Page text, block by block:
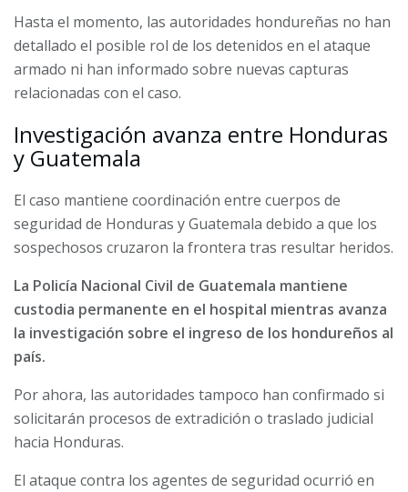
Hasta el momento, las autoridades hondureñas no han
detallado el posible rol de los detenidos en el ataque
armado ni han informado sobre nuevas capturas
relacionadas con el caso.
Investigación avanza entre Honduras
y Guatemala
El caso mantiene coordinación entre cuerpos de
seguridad de Honduras y Guatemala debido a que los
sospechosos cruzaron la frontera tras resultar heridos.
La Policía Nacional Civil de Guatemala mantiene
custodia permanente en el hospital mientras avanza
la investigación sobre el ingreso de los hondureños al
país.
Por ahora, las autoridades tampoco han confirmado si
solicitarán procesos de extradición o traslado judicial
hacia Honduras.
El ataque contra los agentes de seguridad ocurrió en